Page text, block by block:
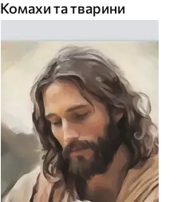
Комахи та тварини